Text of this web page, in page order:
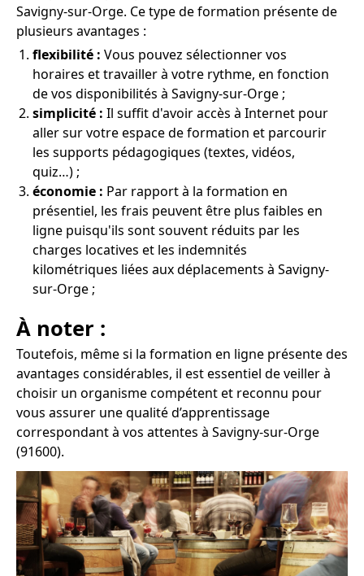
Savigny-sur-Orge. Ce type de formation présente de
plusieurs avantages :
flexibilité : Vous pouvez sélectionner vos
horaires et travailler à votre rythme, en fonction
de vos disponibilités à Savigny-sur-Orge ;
simplicité : Il suffit d'avoir accès à Internet pour
aller sur votre espace de formation et parcourir
les supports pédagogiques (textes, vidéos,
quiz…) ;
économie : Par rapport à la formation en
présentiel, les frais peuvent être plus faibles en
ligne puisqu'ils sont souvent réduits par les
charges locatives et les indemnités
kilométriques liées aux déplacements à Savigny-
sur-Orge ;
À noter :
Toutefois, même si la formation en ligne présente des
avantages considérables, il est essentiel de veiller à
choisir un organisme compétent et reconnu pour
vous assurer une qualité d’apprentissage
correspondant à vos attentes à Savigny-sur-Orge
(91600).